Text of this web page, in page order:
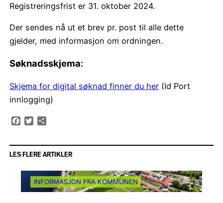
Registreringsfrist er 31. oktober 2024.
Der sendes nå ut et brev pr. post til alle dette
gjelder, med informasjon om ordningen.
Søknadsskjema:
Skjema for digital søknad finner du her (Id Port
innlogging)
Facebook
Twitter
LES FLERE ARTIKLER
INFORMASJON FRA KOMMUNEN